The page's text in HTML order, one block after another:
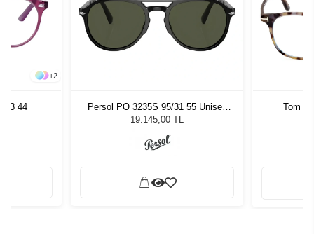
+2
44
Persol PO 3235S 95/31 55 Unisex
Güneş Gözlüğü
19.145,00 TL
Tom